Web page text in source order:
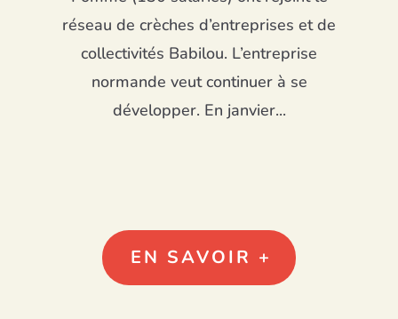
réseau de crèches d’entreprises et de
collectivités Babilou. L’entreprise
normande veut continuer à se
développer. En janvier...
EN SAVOIR +